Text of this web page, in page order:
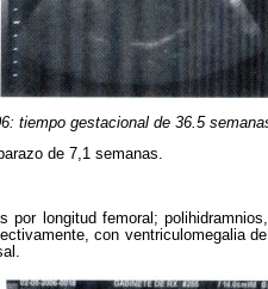
tiempo gestacional de 36.5
de 7,1 semanas.
longitud femoral;
con ventriculomegalia